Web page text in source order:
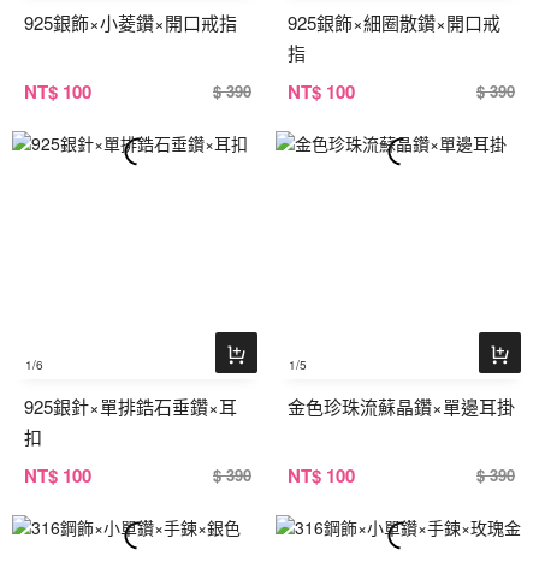
925銀飾×小菱鑽×開口戒指
NT$ 100 $ 390
925銀飾×細圈散鑽×開口戒
指
NT$ 100 $ 390
1/6
925銀針×單排鋯石垂鑽×耳
扣
NT$ 100 $ 390
1/5
金色珍珠流蘇晶鑽×單邊耳掛
NT$ 100 $ 390